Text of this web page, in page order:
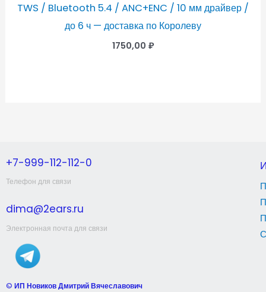
TWS / Bluetooth 5.4 / ANC+ENC / 10 мм драйвер /
до 6 ч — доставка по Королеву
1750,00 ₽
+7-999-112-112-0
Телефон для связи
dima@2ears.ru
Электронная почта для связи
© ИП Новиков Дмитрий Вячеславович